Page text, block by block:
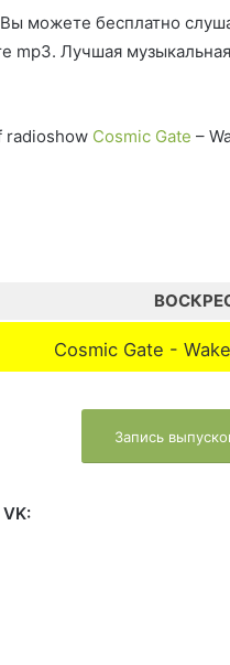
Вы можете бесплатно
mp3. Лучшая
radioshow Cosmic Gate –
Cosmic Gate -
Запись